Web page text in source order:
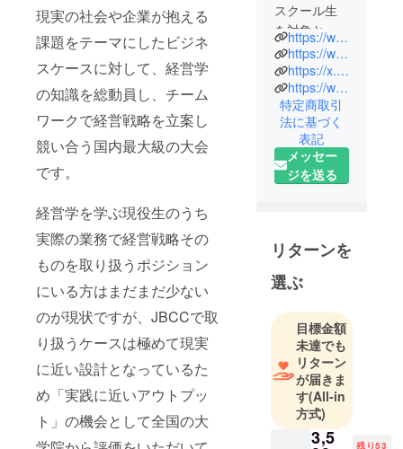
現実の社会や企業が抱える
課題をテーマにしたビジネ
スケースに対して、経営学
の知識を総動員し、チーム
ワークで経営戦略を立案し
競い合う国内最大級の大会
です。
経営学を学ぶ現役生のうち
実際の業務で経営戦略その
ものを取り扱うポジション
にいる方はまだまだ少ない
のが現状ですが、JBCCで取
り扱うケースは極めて現実
に近い設計となっているた
め「実践に近いアウトプッ
ト」の機会として全国の大
スクール生
を対象とし
たビジネス
ケースコン
ペティショ
ンです。
2010年より
開催され、
今年17年目
を迎えま
ジネスス
卒業後1年未
ティアで
行っていま
す。
インプット
をアウト
プットに変
える実践の
https://www.jbccex.com/
https://www.facebook.com/JBCC.MBA
https://x.com/jbcc_excom
https://www.instagram.com/jbccexcom?igsh=NmRydXMyc2RteGZ0
特定商取引
法に基づく
表記
メッセー
ジを送る
リターンを
選ぶ
目標金額
未達でも
リターン
が届きま
す(All-in
方式)
3,5 残り53